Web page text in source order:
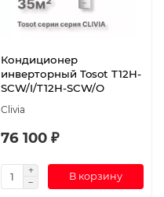
Кондиционер
инверторный Tosot T12H-
SCW/I/T12H-SCW/O
Clivia
76 100 ₽
В корзину